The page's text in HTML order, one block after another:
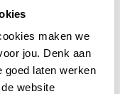
maken we
jou. Denk aan
goed laten werken
website